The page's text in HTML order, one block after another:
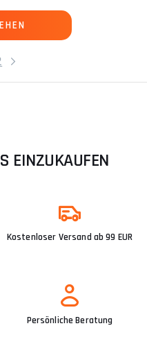
EINZUKAUFEN
Kostenloser Versand ab 99 EUR
Persönliche Beratung